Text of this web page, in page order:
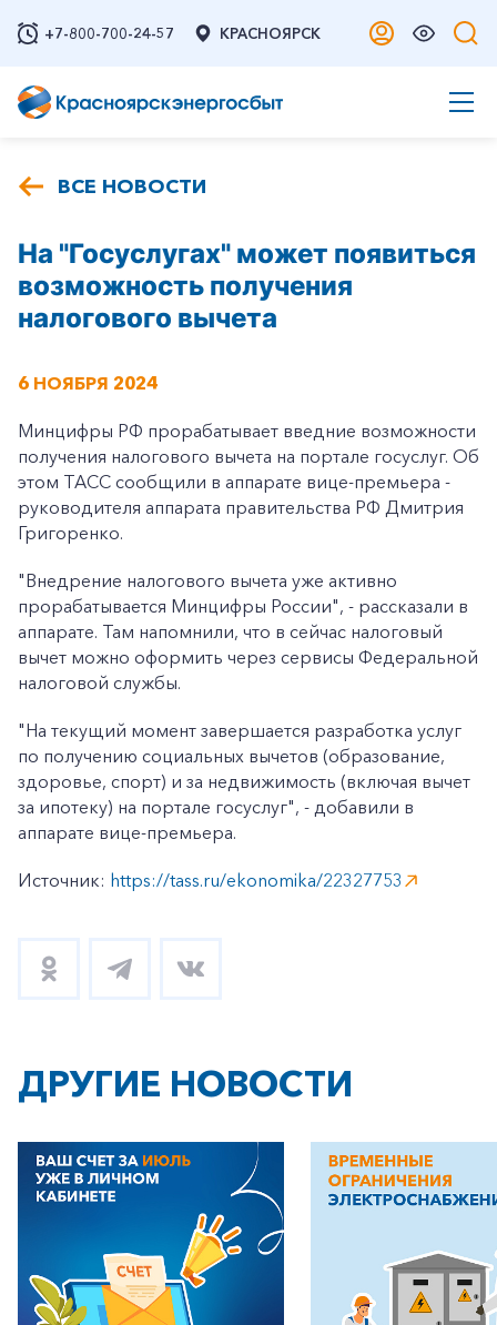
+7-800-700-24-57 КРАСНОЯРСК
ВСЕ НОВОСТИ
На "Госуслугах" может появиться
возможность получения
налогового вычета
6 НОЯБРЯ 2024
Минцифры РФ прорабатывает введние возможности
получения налогового вычета на портале госуслуг. Об
этом ТАСС сообщили в аппарате вице-премьера -
руководителя аппарата правительства РФ Дмитрия
Григоренко.
"Внедрение налогового вычета уже активно
прорабатывается Минцифры России", - рассказали в
аппарате. Там напомнили, что в сейчас налоговый
вычет можно оформить через сервисы Федеральной
налоговой службы.
"На текущий момент завершается разработка услуг
по получению социальных вычетов (образование,
здоровье, спорт) и за недвижимость (включая вычет
за ипотеку) на портале госуслуг", - добавили в
аппарате вице-премьера.
Источник: https://tass.ru/ekonomika/22327753
ДРУГИЕ НОВОСТИ